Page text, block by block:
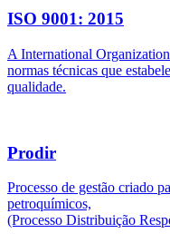
ISO 9001: 2015
A International
normas técnicas que
qualidade.
Prodir
Processo de gestão criado
petroquímicos,
(Processo Distribuição